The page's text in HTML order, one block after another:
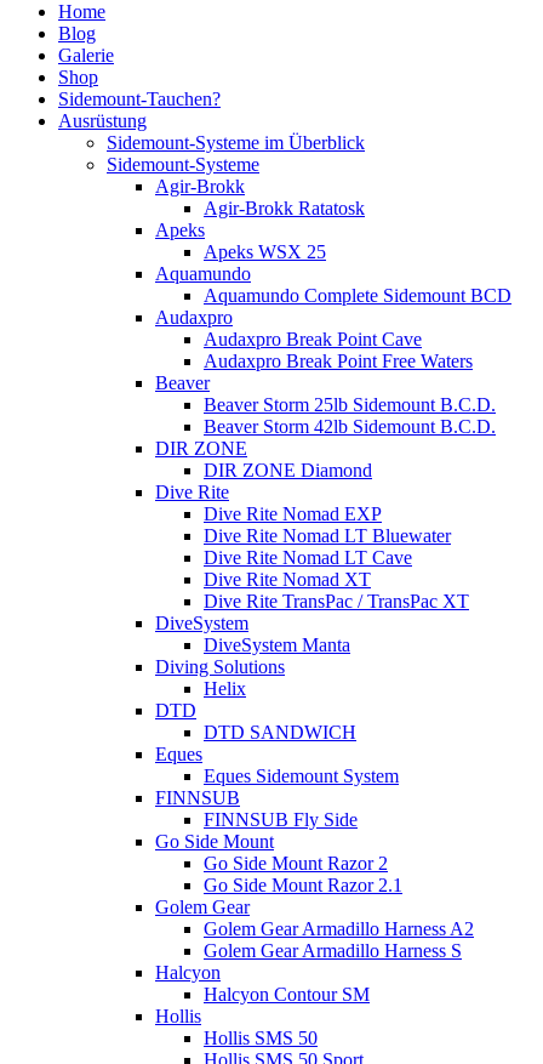
Home
Blog
Galerie
Shop
Sidemount-Tauchen?
Ausrüstung
Sidemount-Systeme im Überblick
Sidemount-Systeme
Agir-Brokk
Agir-Brokk Ratatosk
Apeks
Apeks WSX 25
Aquamundo
Aquamundo Complete Sidemount BCD
Audaxpro
Audaxpro Break Point Cave
Audaxpro Break Point Free Waters
Beaver
Beaver Storm 25lb Sidemount B.C.D.
Beaver Storm 42lb Sidemount B.C.D.
DIR ZONE
DIR ZONE Diamond
Dive Rite
Dive Rite Nomad EXP
Dive Rite Nomad LT Bluewater
Dive Rite Nomad LT Cave
Dive Rite Nomad XT
Dive Rite TransPac / TransPac XT
DiveSystem
DiveSystem Manta
Diving Solutions
Helix
DTD
DTD SANDWICH
Eques
Eques Sidemount System
FINNSUB
FINNSUB Fly Side
Go Side Mount
Go Side Mount Razor 2
Go Side Mount Razor 2.1
Golem Gear
Golem Gear Armadillo Harness A2
Golem Gear Armadillo Harness S
Halcyon
Halcyon Contour SM
Hollis
Hollis SMS 50